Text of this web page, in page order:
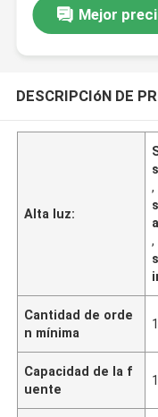
Mejor
DESCRIPCIóN DE
Alta luz:
,
,
Cantidad de orde
n mínima
1
Capacidad de la f
uente